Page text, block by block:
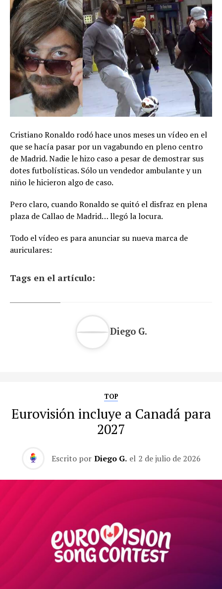
Cristiano Ronaldo rodó hace unos meses un vídeo en el
que se hacía pasar por un vagabundo en pleno centro
de Madrid. Nadie le hizo caso a pesar de demostrar sus
dotes futbolísticas. Sólo un vendedor ambulante y un
niño le hicieron algo de caso.
Pero claro, cuando Ronaldo se quitó el disfraz en plena
plaza de Callao de Madrid… llegó la locura.
Todo el vídeo es para anunciar su nueva marca de
auriculares:
Tags en el artículo:
Diego G.
TOP
Eurovisión incluye a Canadá para
2027
Escrito por Diego G. el 2 de julio de 2026